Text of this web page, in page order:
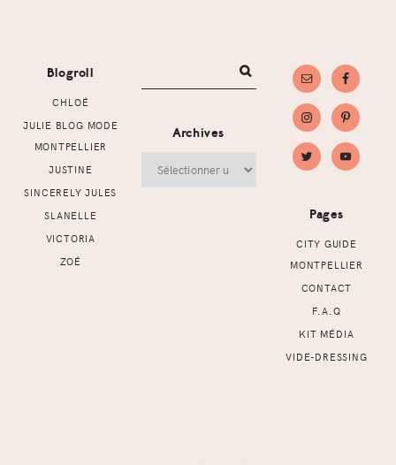
Blogroll
CHLOÉ
JULIE BLOG MODE
MONTPELLIER
JUSTINE
SINCERELY JULES
SLANELLE
VICTORIA
ZOÉ
Archives
Pages
CITY GUIDE
MONTPELLIER
CONTACT
F.A.Q
KIT MÉDIA
VIDE-DRESSING